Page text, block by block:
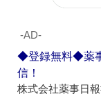
‐AD‐
◆登録無料◆薬
信！
株式会社薬事日